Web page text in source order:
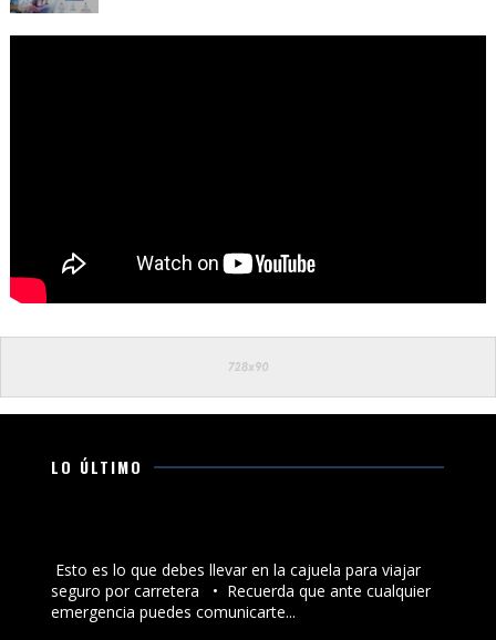
LO ÚLTIMO
Esto es lo que debes llevar en la cajuela para viajar
seguro por carretera •⁠ ⁠Recuerda que ante cualquier
emergencia puedes comunicarte...